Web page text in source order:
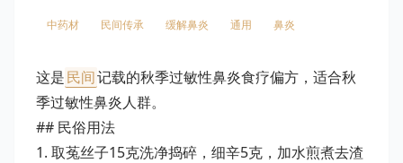
中药材 民间传承 缓解鼻炎 通用 鼻炎
这是民间记载的秋季过敏性鼻炎食疗偏方，适合秋
季过敏性鼻炎人群。
## 民俗用法
1. 取菟丝子15克洗净捣碎，细辛5克，加水煎煮去渣